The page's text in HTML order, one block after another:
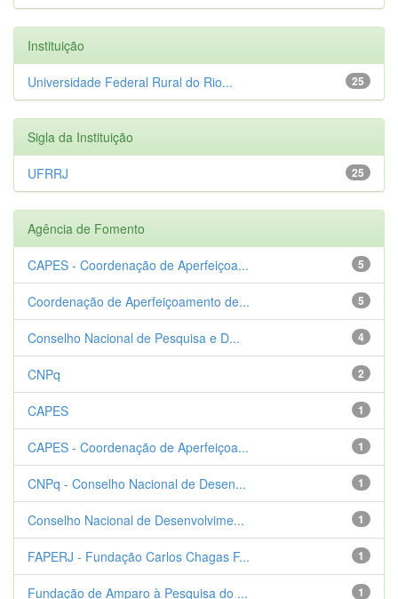
Instituição
25
Universidade Federal Rural do Rio...
Sigla da Instituição
25
UFRRJ
Agência de Fomento
5
CAPES - Coordenação de Aperfeiçoa...
5
Coordenação de Aperfeiçoamento de...
4
Conselho Nacional de Pesquisa e D...
2
CNPq
1
CAPES
1
CAPES - Coordenação de Aperfeiçoa...
1
CNPq - Conselho Nacional de Desen...
1
Conselho Nacional de Desenvolvime...
1
FAPERJ - Fundação Carlos Chagas F...
1
Fundação de Amparo à Pesquisa do ...